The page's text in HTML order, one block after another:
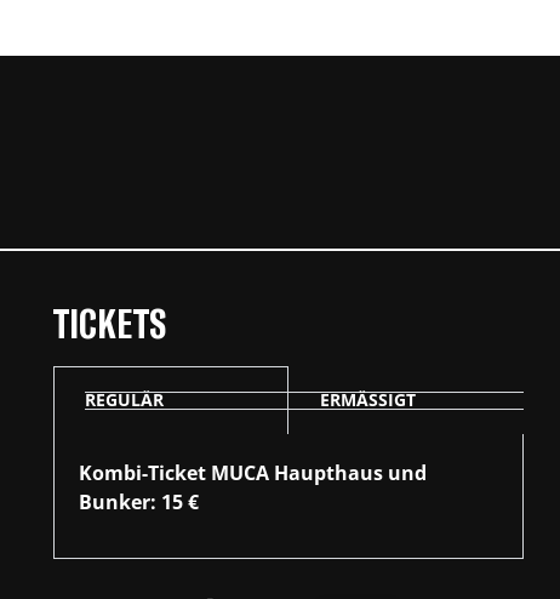
TICKETS
REGULÄR ERMÄSSIGT
Kombi-Ticket MUCA Haupthaus und
Bunker: 15 €